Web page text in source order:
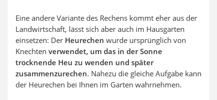
Eine andere Variante des Rechens kommt eher aus der
Landwirtschaft, lässt sich aber auch im Hausgarten
einsetzen: Der Heurechen wurde ursprünglich von
Knechten verwendet, um das in der Sonne
trocknende Heu zu wenden und später
zusammenzurechen. Nahezu die gleiche Aufgabe kann
der Heurechen bei Ihnen im Garten wahrnehmen.